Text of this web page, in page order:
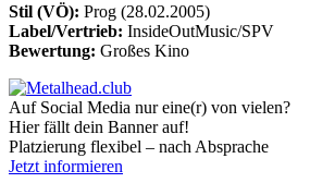
Stil (VÖ): Prog (28.02.2005)
Label/Vertrieb: InsideOutMusic/SPV
Bewertung: Großes Kino
Auf Social Media nur eine(r) von vielen?
Hier fällt dein Banner auf!
Platzierung flexibel – nach Absprache
Jetzt informieren